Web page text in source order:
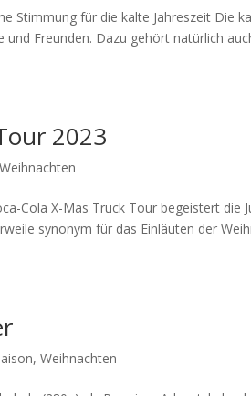
Stimmung für die kalte Jahreszeit Die
Freunden. Dazu gehört natürlich
2023
Weihnachten
Cola X-Mas Truck Tour begeistert die
synonym für das Einläuten der
,Weihnachten